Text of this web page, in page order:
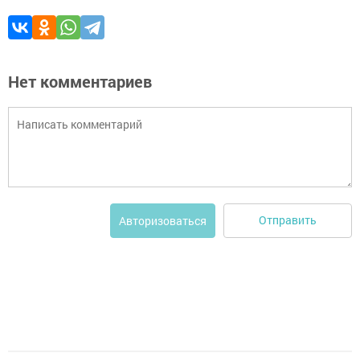
Нет комментариев
Авторизоваться Отправить